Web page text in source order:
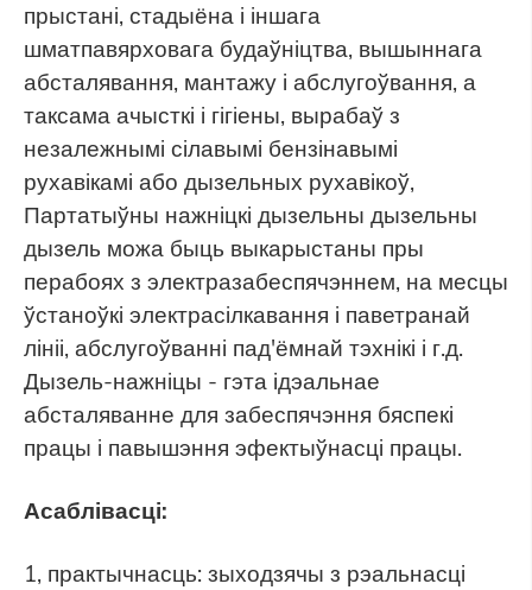
прыстані, стадыёна і іншага
шматпавярховага будаўніцтва, вышыннага
абсталявання, мантажу і абслугоўвання, а
таксама ачысткі і гігіены, вырабаў з
незалежнымі сілавымі бензінавымі
рухавікамі або дызельных рухавікоў,
Партатыўны нажніцкі дызельны дызельны
дызель можа быць выкарыстаны пры
перабоях з электразабеспячэннем, на месцы
ўстаноўкі электрасілкавання і паветранай
лініі, абслугоўванні пад'ёмнай тэхнікі і г.д.
Дызель-нажніцы - гэта ідэальнае
абсталяванне для забеспячэння бяспекі
працы і павышэння эфектыўнасці працы.
Асаблівасці:
1, практычнасць: зыходзячы з рэальнасці